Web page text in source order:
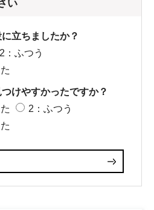
い
立ちましたか？
2：ふつう
けやすかったですか？
2：ふつう